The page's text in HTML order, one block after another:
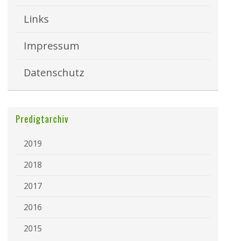
Links
Impressum
Datenschutz
Predigtarchiv
2019
2018
2017
2016
2015